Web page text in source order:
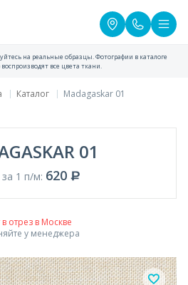
на реальные образцы. Фотографии в каталоге
все цвета ткани.
Каталог Madagaskar 01
01
1 п/м: 620
в отрез в Москве
у менеджера